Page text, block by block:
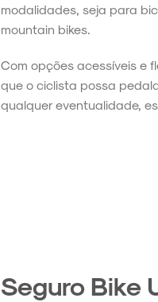
modalidades, seja para
mountain bikes.
Com opções acessíveis e
que o ciclista possa
qualquer eventualidade,
Seguro Bike